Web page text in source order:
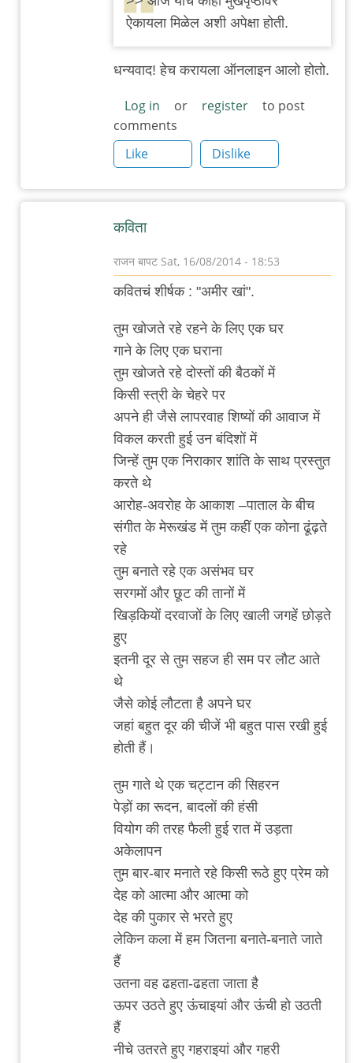
to
by
सानिया
ऐकायला मिळेल अशी अपेक्षा होती.
धन्यवाद! हेच करायला ऑनलाइन आलो होतो.
Log in or register
to post
comments
Like
Dislike
कविता
राजन बापट Sat, 16/08/2014 - 18:53
In
to
उस्ताद
आमिर
खान.
by
सानिया
कवितचं शीर्षक : "अमीर खां".
तुम खोजते रहे रहने के लिए एक घर
गाने के लिए एक घराना
तुम खोजते रहे दोस्तों की बैठकों में
किसी स्त्री के चेहरे पर
अपने ही जैसे लापरवाह शिष्यों की आवाज में
विकल करती हुई उन बंदिशों में
जिन्हें तुम एक निराकार शांति के साथ प्रस्तुत
करते थे
आरोह-अवरोह के आकाश –पाताल के बीच
संगीत के मेरूखंड में तुम कहीं एक कोना ढूंढ़ते
रहे
तुम बनाते रहे एक असंभव घर
सरगमों और छूट की तानों में
खिड़कियों दरवाजों के लिए खाली जगहें छोड़ते
हुए
इतनी दूर से तुम सहज ही सम पर लौट आते
थे
जैसे कोई लौटता है अपने घर
जहां बहुत दूर की चीजें भी बहुत पास रखी हुई
होती हैं।
तुम गाते थे एक चट्टान की सिहरन
पेड़ों का रूदन, बादलों की हंसी
वियोग की तरह फैली हुई रात में उड़ता
अकेलापन
तुम बार-बार मनाते रहे किसी रूठे हुए प्रेम को
देह को आत्मा और आत्मा को
देह की पुकार से भरते हुए
लेकिन कला में हम जितना बनाते-बनाते जाते
हैं
उतना वह ढहता-ढहता जाता है
ऊपर उठते हुए ऊंचाइयां और ऊंची हो उठती
हैं
नीचे उतरते हुए गहराइयां और गहरी